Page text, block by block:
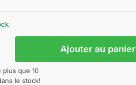
Ajouter au panier
plus que 10
le stock!